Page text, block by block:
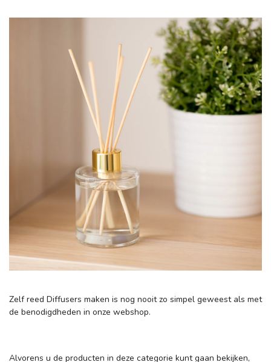
Zelf reed Diffusers maken is nog nooit zo simpel geweest als met
de benodigdheden in onze webshop.
Alvorens u de producten in deze categorie kunt gaan bekijken,